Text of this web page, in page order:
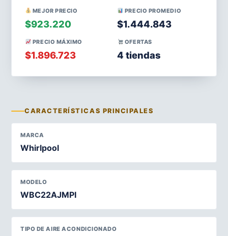
MEJOR PRECIO
$923.220
PRECIO PROMEDIO
$1.444.843
PRECIO MÁXIMO
$1.896.723
OFERTAS
4 tiendas
CARACTERÍSTICAS PRINCIPALES
MARCA
Whirlpool
MODELO
WBC22AJMPI
TIPO DE AIRE ACONDICIONADO